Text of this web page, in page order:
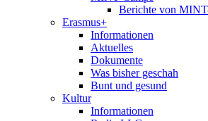
Berichte von
Erasmus+
Informationen
Aktuelles
Dokumente
Was bisher geschah
Bunt und gesund
Kultur
Informationen